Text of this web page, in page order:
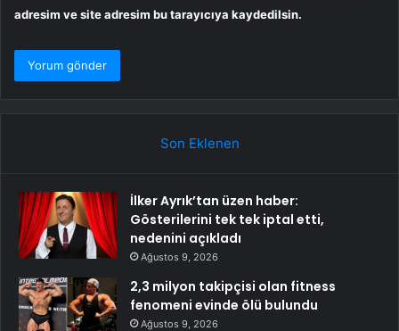
adresim ve site adresim bu tarayıcıya kaydedilsin.
Son Eklenen
İlker Ayrık’tan üzen haber:
Gösterilerini tek tek iptal etti,
nedenini açıkladı
Ağustos 9, 2026
2,3 milyon takipçisi olan fitness
fenomeni evinde ölü bulundu
Ağustos 9, 2026